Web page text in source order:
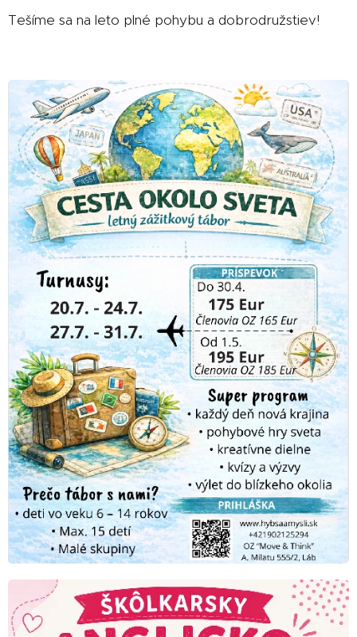
Tešíme sa na leto plné pohybu a dobrodružstiev! 🌍